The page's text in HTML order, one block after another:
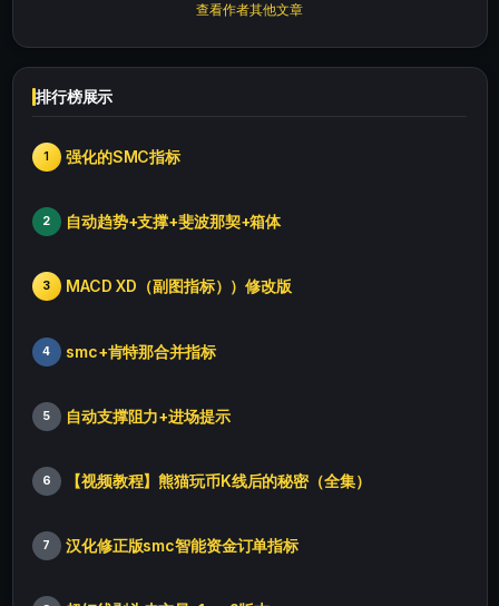
查看作者其他文章
排行榜展示
1 强化的SMC指标
2 自动趋势+支撑+斐波那契+箱体
3 MACD XD（副图指标））修改版
4 smc+肯特那合并指标
5 自动支撑阻力+进场提示
6 【视频教程】熊猫玩币K线后的秘密（全集）
7 汉化修正版smc智能资金订单指标